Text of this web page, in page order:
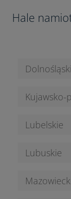
Hale
Kujawsko-
Lubelskie
Lubuskie